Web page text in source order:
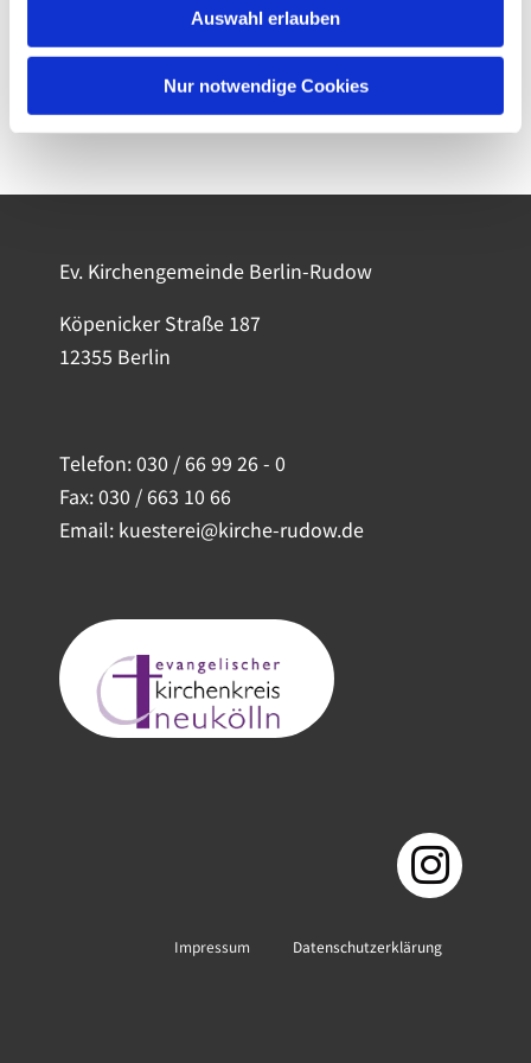
Auswahl erlauben
Nur notwendige Cookies
Ev. Kirchengemeinde Berlin-Rudow
Köpenicker Straße 187
12355 Berlin
Telefon:030 / 66 99 26 - 0
Fax: 030 / 663 10 66
Email: kuesterei@kirche-rudow.de
Impressum Datenschutzerklärung